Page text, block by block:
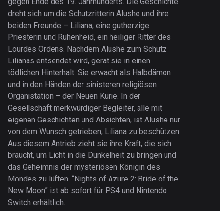
dreht sich um die Schutzritterin Alushe und ihre
beiden Freunde – Liliana, eine gutherzige
Priesterin und Ruhenheid, ein heiliger Ritter des
Lourdes Ordens. Nachdem Alushe zum Schutz
Lilianas entsendet wird, gerät sie in einen
tödlichen Hinterhalt: Sie erwacht als Halbdämon
und in den Händen der sinisteren religiösen
Organistation – der Neuen Kurie. In der
Gesellschaft merkwürdiger Begleiter, alle mit
eigenen Geschichten und Absichten, ist Alushe nur
von dem Wunsch getrieben, Liliana zu beschützen.
Aus diesem Antrieb zieht sie ihre Kraft, die sich
braucht, um Licht in die Dunkelheit zu bringen und
das Geheimnis der mysteriösen Königin des
Mondes zu lüften. “Nights of Azure 2: Bride of the
New Moon” ist ab sofort für PS4 und Nintendo
Switch erhältlich.